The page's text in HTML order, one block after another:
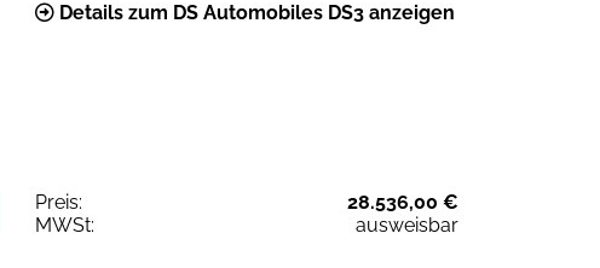
Details zum DS Automobiles DS3 anzeigen
Preis:
28.536,00 €
MWSt:
ausweisbar